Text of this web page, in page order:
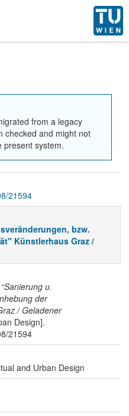
from a legacy
checked and might not
present system.
21594
bzw.
Künstlerhaus Graz /
u.
der
/ Geladener
Design].
21594
and Urban Design